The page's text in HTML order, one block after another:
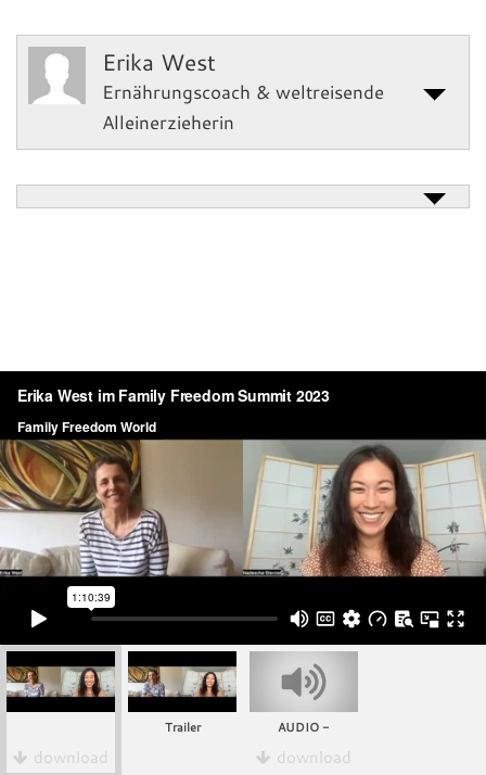
Erika West
Ernährungscoach & weltreisende
Alleinerzieherin
download
Trailer AUDIO -
download